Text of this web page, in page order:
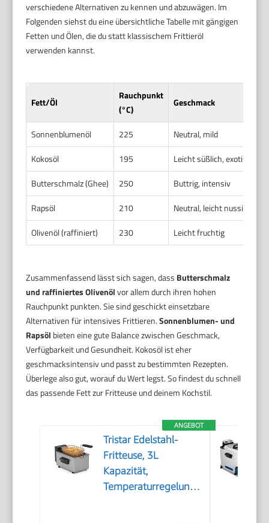
verschiedene Alternativen zu kennen und abzuwägen. Im
Folgenden siehst du eine übersichtliche Tabelle mit gängigen
Fetten und Ölen, die du statt klassischem Frittieröl
verwenden kannst.
Fett/Öl
Rauchpunkt
(°C)
Geschmack
Sonnenblumenöl 225 Neutral, mild
Kokosöl
195 Leicht süßlich, exotisch
Butterschmalz (Ghee)
250 Buttrig, intensiv
Rapsöl
210 Neutral, leicht nussig
Olivenöl (raffiniert)
230 Leicht fruchtig
Zusammenfassend lässt sich sagen, dass Butterschmalz
und raffiniertes Olivenölvor allem durch ihren hohen
Rauchpunkt punkten. Sie sind geschickt einsetzbare
Alternativen für intensives Frittieren.Sonnenblumen- und
Rapsöl bieten eine gute Balance zwischen Geschmack,
Verfügbarkeit und Gesundheit. Kokosöl ist eher
geschmacksintensiv und passt zu bestimmten Rezepten.
Überlege also gut, worauf du Wert legst. So findest du schnell
das passende Fett zur Fritteuse und deinem Kochstil.
ANGEBOT
Tristar Edelstahl-
Fritteuse, 3L
Kapazität,
Temperaturregelung